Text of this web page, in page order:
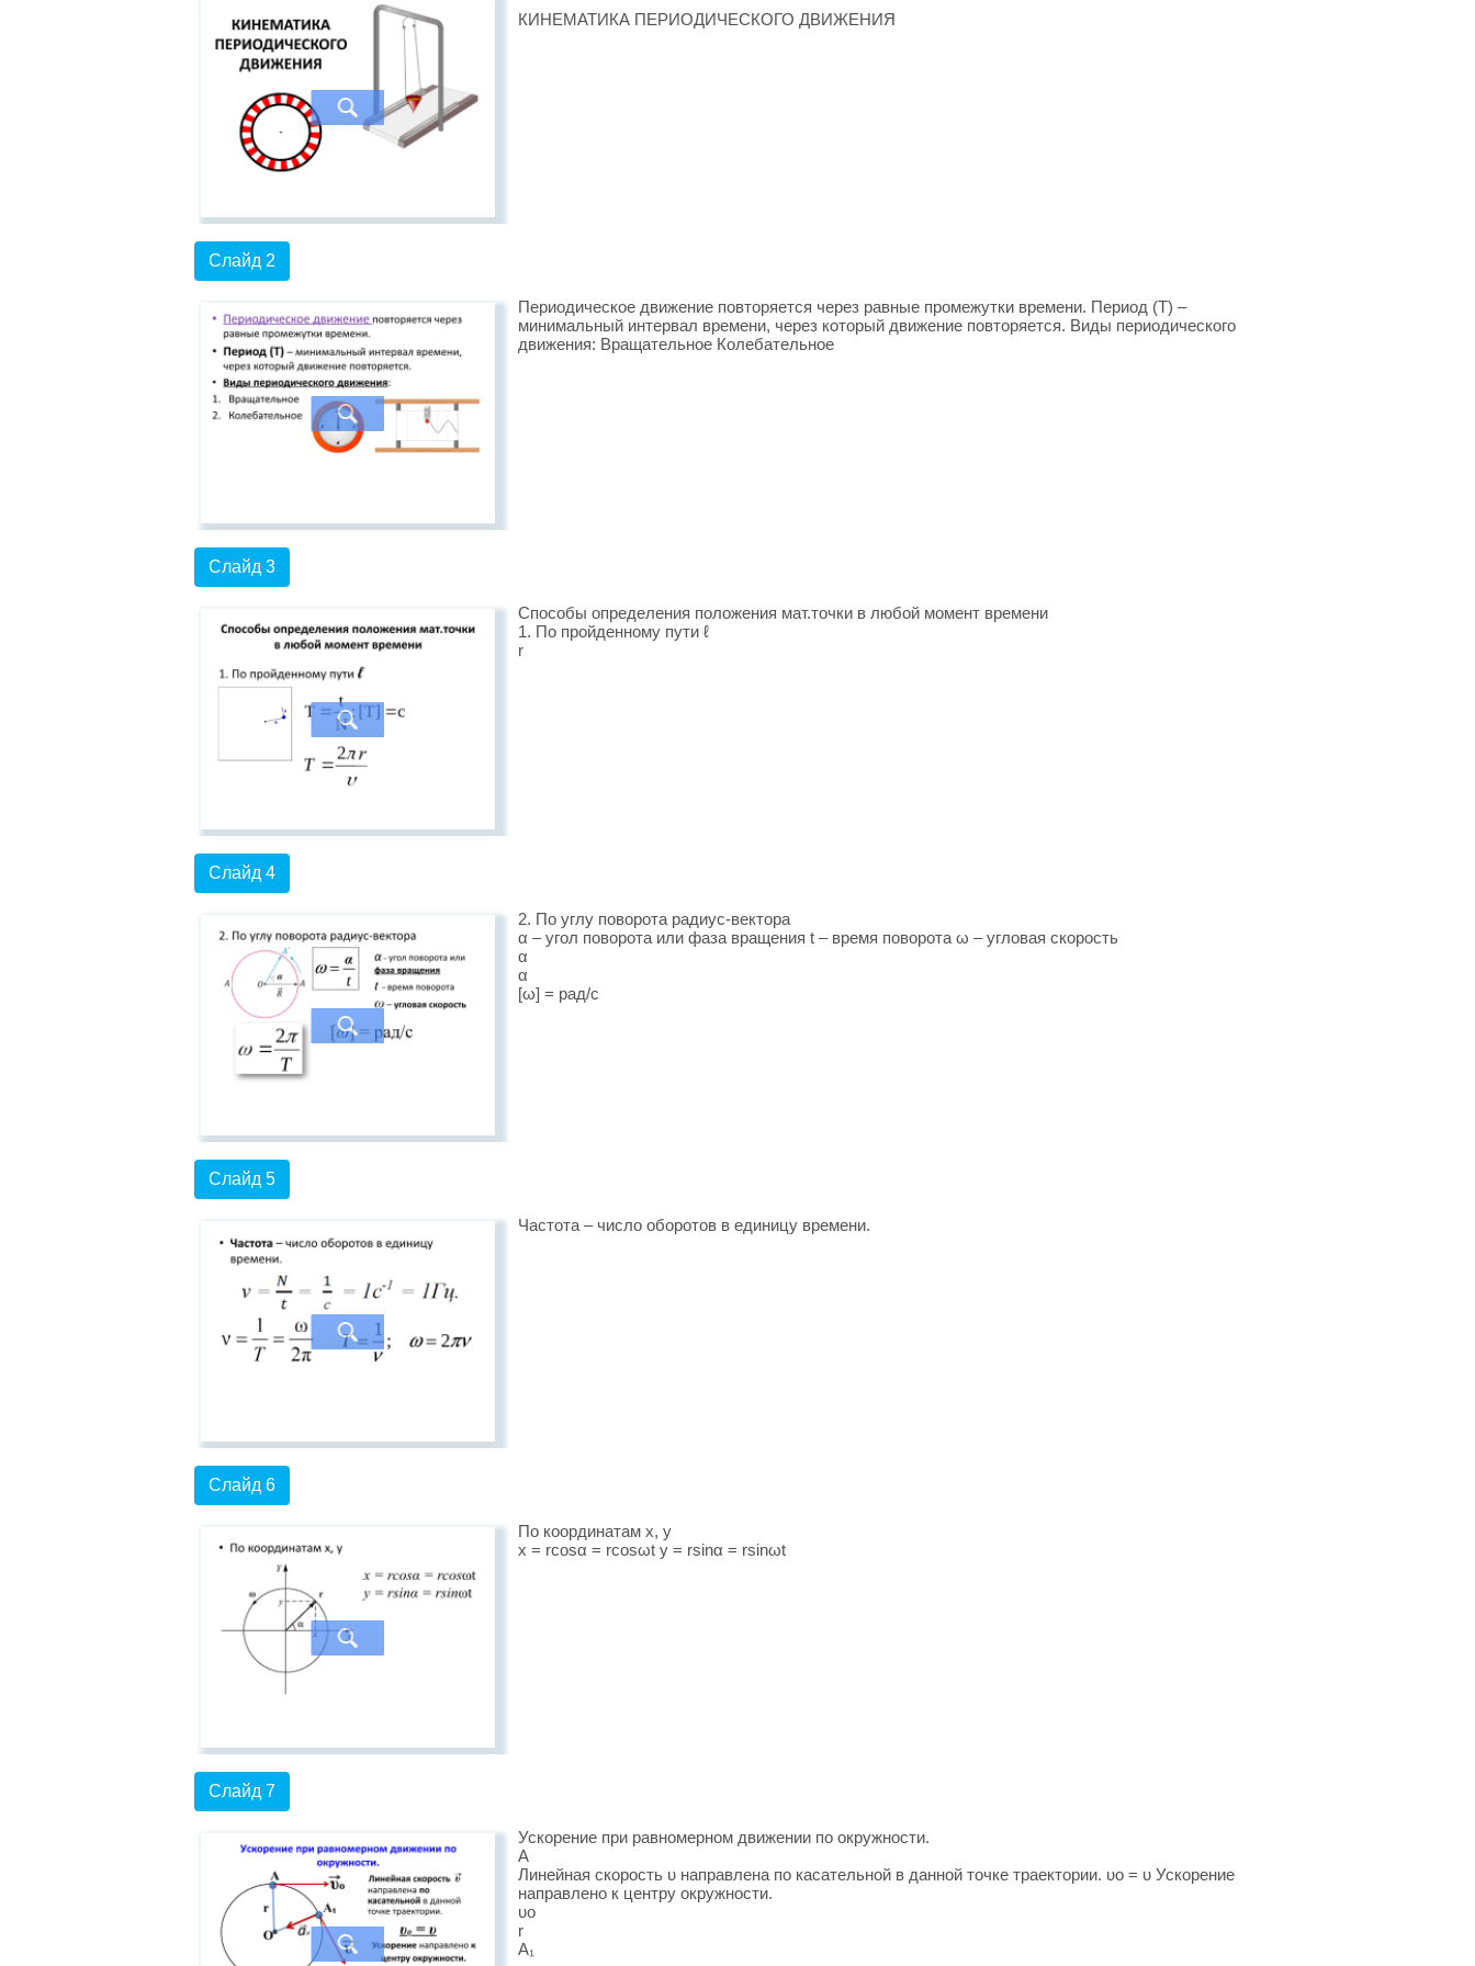
КИНЕМАТИКА ПЕРИОДИЧЕСКОГО ДВИЖЕНИЯ
Слайд 2
Периодическое движение повторяется через равные промежутки времени. Период (Т) –
минимальный интервал времени, через который движение повторяется. Виды периодического
движения: Вращательное Колебательное
Слайд 3
Способы определения положения мат.точки в любой момент времени
1. По пройденному пути ℓ
r
Слайд 4
2. По углу поворота радиус-вектора
α – угол поворота или фаза вращения t – время поворота ω – угловая скорость
α
α
[ω] = рад/с
Слайд 5
Частота – число оборотов в единицу времени.
Слайд 6
По координатам x, y
x = rcosα = rcosωt y = rsinα = rsinωt
Слайд 7
Ускорение при равномерном движении по окружности.
А
Линейная скорость υ направлена по касательной в данной точке траектории. υo = υ Ускорение
направлено к центру окружности.
υo
r
А₁